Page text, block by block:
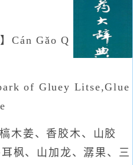
Cán Gǎo Q
of Gluey Litse,Glue
木姜、香胶木、山胶
枫、山加龙、潺果、三